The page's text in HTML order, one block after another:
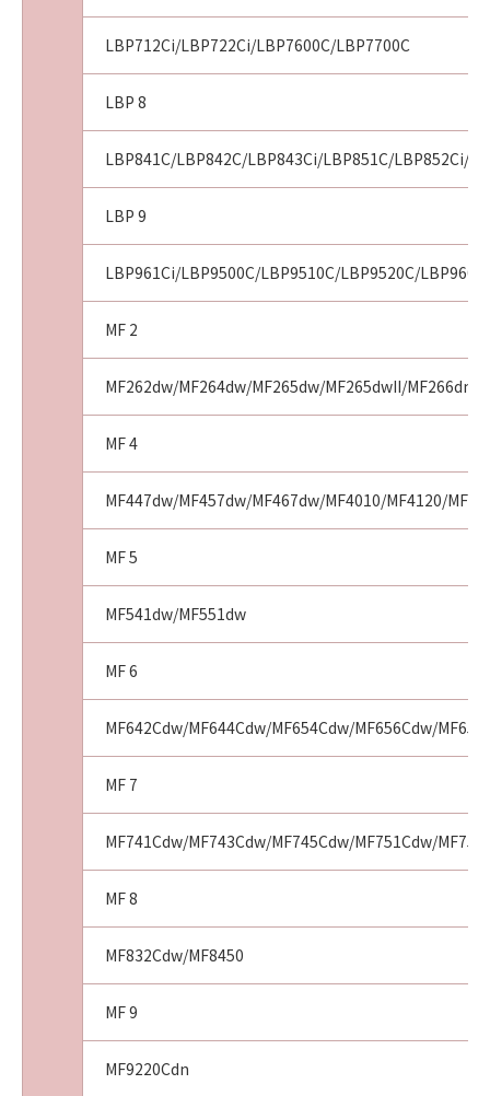
してインターネットを通じてキヤノンまたはキ
した場合に、お客様の使用環境に適合した情
報・データのお客様への提供のために、「ソフ
トウェア」が、お客様の使用する「プリンタ
ー」の名称およびシリアル番号、「許諾ソフト
ウェア」の種類、言語の設定情報、インクまた
はトナーの情報、「プリンター」の状態に関す
る情報、地域情報、並びにOS・ブラウザーの種
類等の情報を送信する場合があること（但し、
送信されるこれらの情報にお客様の個人情報は
店が、お客様から送信されたこれらの情報を今
分析し、利用する場合があることを了解し、こ
れらに同意するものとします。
４．保証の否認および免責
「許諾ソフトウェア」は、『現状のまま（AS-
IS）』の状態で使用許諾されます。キヤノン、
キヤノンの子会社、それらの販売代理店および
販売店、並びにキヤノンのライセンサーは、
「許諾ソフトウェア」に関して、商品性および
しません。
キヤノン、キヤノンの子会社、それらの販売代
理店および販売店、並びにキヤノンのライセン
サーは、お客様が「許諾ソフトウェア」を使用
した結果として生ずるあらゆる行為について、
一切の責任を明確に否認します。お客様は、ご
自身の裁量とリスクで「許諾ソフトウェア」を
使用し、「許諾ソフトウェア」を使用すること
から生じた、機器の損傷またはデータ損失につ
いては、お客様のみが全責任を負います。
理店および販売店、並びにキヤノンのライセン
LBP712Ci/LBP722Ci/LBP7600C/LBP7700C
LBP 8
LBP841C/LBP842C/LBP843Ci/LBP851C/LBP852Ci/
LBP 9
LBP961Ci/LBP9500C/LBP9510C/LBP9520C/
MF 2
MF262dw/MF264dw/MF265dw/MF265dwII/
MF 4
MF447dw/MF457dw/MF467dw/MF4010/MF4120/
MF 5
MF541dw/MF551dw
MF 6
MF642Cdw/MF644Cdw/MF654Cdw/MF656Cdw/
MF 7
MF741Cdw/MF743Cdw/MF745Cdw/MF751Cdw/
MF 8
MF832Cdw/MF8450
MF 9
MF9220Cdn